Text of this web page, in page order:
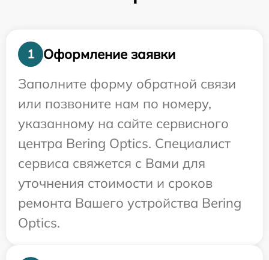
1
Оформление заявки
Заполните форму обратной связи
или позвоните нам по номеру,
указанному на сайте сервисного
центра Bering Optics. Специалист
сервиса свяжется с Вами для
уточнения стоимости и сроков
ремонта Вашего устройства Bering
Optics.